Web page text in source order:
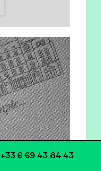
+33 6 69 43 84 43